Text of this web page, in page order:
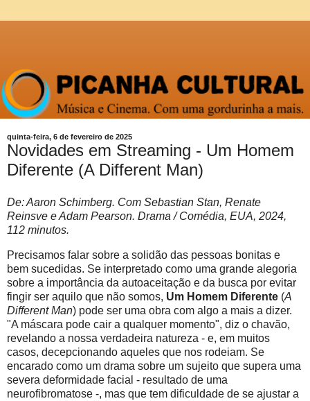
quinta-feira, 6 de fevereiro de 2025
Novidades em Streaming - Um Homem
Diferente (A Different Man)
De: Aaron Schimberg. Com Sebastian Stan, Renate
Reinsve e Adam Pearson. Drama / Comédia, EUA, 2024,
112 minutos.
Precisamos falar sobre a solidão das pessoas bonitas e
bem sucedidas. Se interpretado como uma grande alegoria
sobre a importância da autoaceitação e da busca por evitar
fingir ser aquilo que não somos, Um Homem Diferente (A
Different Man) pode ser uma obra com algo a mais a dizer.
"A máscara pode cair a qualquer momento", diz o chavão,
revelando a nossa verdadeira natureza - e, em muitos
casos, decepcionando aqueles que nos rodeiam. Se
encarado como um drama sobre um sujeito que supera uma
severa deformidade facial - resultado de uma
neurofibromatose -, mas que tem dificuldade de se ajustar a